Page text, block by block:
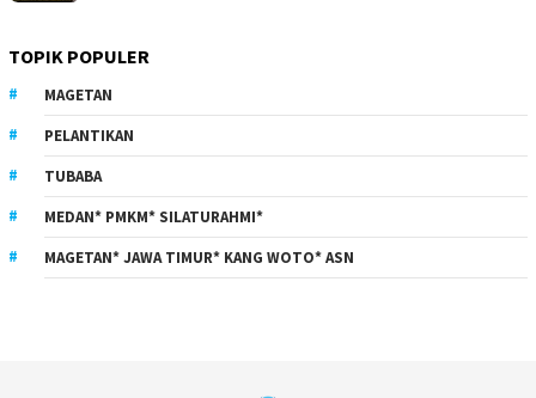
TOPIK POPULER
MAGETAN
PELANTIKAN
TUBABA
MEDAN* PMKM* SILATURAHMI*
MAGETAN* JAWA TIMUR* KANG WOTO* ASN